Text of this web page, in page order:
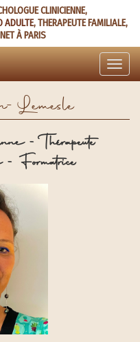
CLINICIENNE,
ADULTE, THERAPEUTE FAMILIALE,
À PARIS
Toggle
- Thérapeute
- Formatrice